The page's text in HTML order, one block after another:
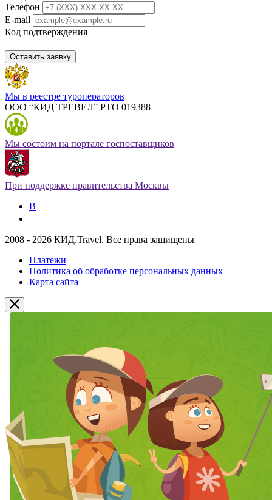
Телефон
E-mail
Код подтверждения
Оставить заявку
Мы в реестре туроператоров
ООО “КИД ТРЕВЕЛ” РТО 019388
Мы состоим на портале госпоставщиков
При поддержке правительства Москвы
В
2008 - 2026 КИД.Travel. Все права защищены
Платежи
Политика об обработке персональных данных
Карта сайта